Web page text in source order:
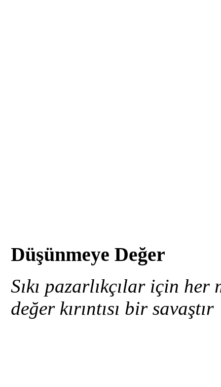
Düşünmeye Değer
Sıkı pazarlıkçılar için
değer kırıntısı bir savaştır